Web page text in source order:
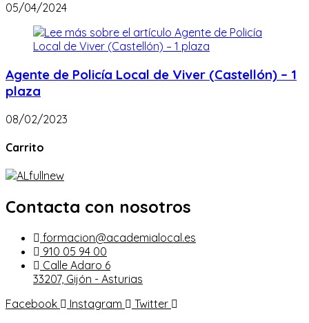
05/04/2024
Agente de Policía Local de Viver (Castellón) – 1
plaza
08/02/2023
Carrito
Contacta con nosotros
formacion@academialocal.es
910 05 94 00
Calle Adaro 6
33207, Gijón - Asturias
Facebook
Instagram Twitter